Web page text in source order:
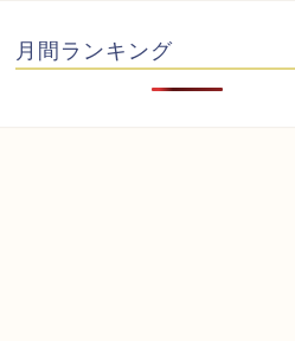
月間ランキング